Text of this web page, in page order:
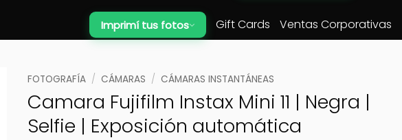
Imprimí tus fotos Gift Cards Ventas Corporativas
FOTOGRAFÍA / CÁMARAS / CÁMARAS INSTANTÁNEAS
Camara Fujifilm Instax Mini 11 | Negra |
Selfie | Exposición automática